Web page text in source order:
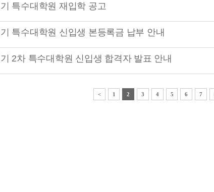
특수대학원 재입학 공고
특수대학원 신입생 본등록금 납부 안내
2차 특수대학원 신입생 합격자 발표 안내
< 1 2 3 4 5 6 7